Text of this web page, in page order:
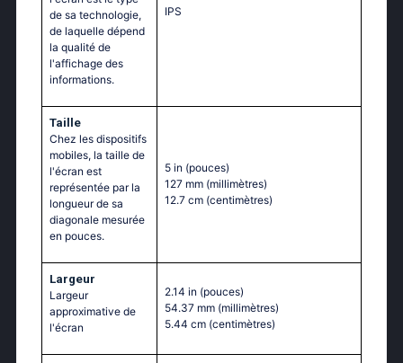
de sa technologie,
de laquelle dépend
la qualité de
l'affichage des
informations.
IPS
Taille
Chez les dispositifs
mobiles, la taille de
l'écran est
représentée par la
longueur de sa
diagonale mesurée
en pouces.
5 in (pouces)
127 mm (millimètres)
12.7 cm (centimètres)
Largeur
Largeur
approximative de
l'écran
2.14 in (pouces)
54.37 mm (millimètres)
5.44 cm (centimètres)